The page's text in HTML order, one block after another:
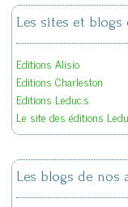
Les sites et
Editions Alisio
Editions Charleston
Editions Leduc.s
Le site des éditions
Les blogs de nos